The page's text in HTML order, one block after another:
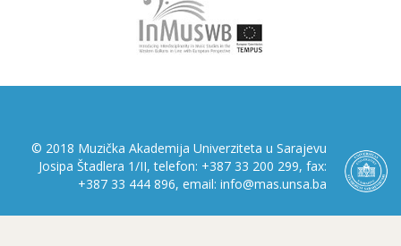
© 2018 Muzička Akademija Univerziteta u Sarajevu
Josipa Štadlera 1/II, telefon: +387 33 200 299, fax:
+387 33 444 896, email: info@mas.unsa.ba